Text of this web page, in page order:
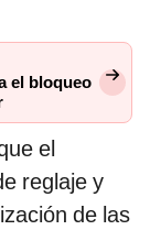
el bloqueo
el
reglaje y
de las